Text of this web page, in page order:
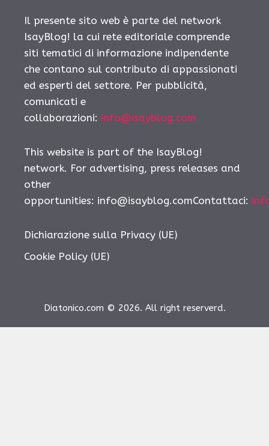
Il presente sito web è parte del network
IsayBlog! la cui rete editoriale comprende
siti tematici di informazione indipendente
che contano sul contributo di appassionati
ed esperti del settore. Per pubblicità,
comunicati e
collaborazioni: info@isayblog.com
This website is part of the IsayBlog!
network. For advertising, press releases and
other
opportunities: info@isayblog.comContattaci:
Dichiarazione sulla Privacy (UE)
Cookie Policy (UE)
Diatonico.com © 2026. All right reserverd.